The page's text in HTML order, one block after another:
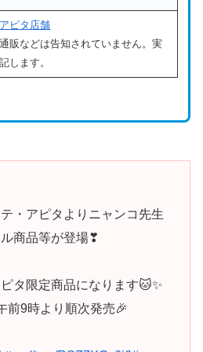
ピタ店舗
販などは告知されていません。実
します。
・アピタよりニャンコ先生
商品等が登場❣
タ限定商品になります🐱✨
前9時より順次発売🎉